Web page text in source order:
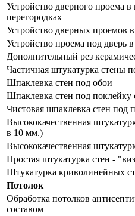
Устройство дверного проема
перегородках
Устройство дверных проемов
Устройство проема под дверь
Дополнительный рез
Частичная штукатурка стены
Шпаклевка стен под обои
Шпаклевка стен под поклейку
Чистовая шпаклевка стен под
Высококачественная
в 10 мм.)
Высококачественная
Простая штукатурка стен -
Штукатурка криволинейных
Потолок
Обработка потолков
составом